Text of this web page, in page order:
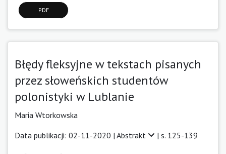
PDF
Błędy fleksyjne w tekstach pisanych
przez słoweńskich studentów
polonistyki w Lublanie
Maria Wtorkowska
Data publikacji: 02-11-2020 | Abstrakt | s. 125-139